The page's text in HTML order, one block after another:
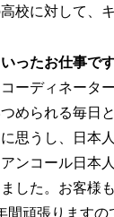
校に対して、
ったお仕事で
ーディネータ
められる毎日
思うし、日本
ンコール日本
した。お客様
間頑張りますの